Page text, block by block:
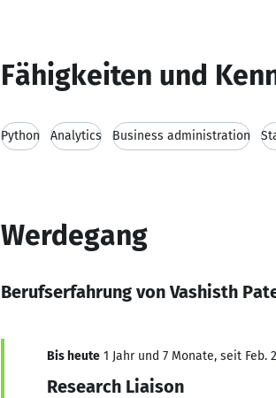
Fähigkeiten und
Python Analytics Business administration
Werdegang
Berufserfahrung von Vashisth
Bis heute 1 Jahr und 7 Monate, seit Feb.
Research Liaison